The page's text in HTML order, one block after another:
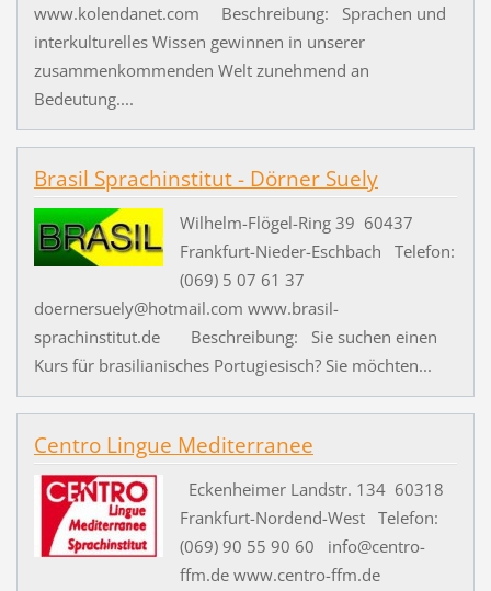
www.kolendanet.com Beschreibung: Sprachen und
interkulturelles Wissen gewinnen in unserer
zusammenkommenden Welt zunehmend an
Bedeutung....
Brasil Sprachinstitut - Dörner Suely
Wilhelm-Flögel-Ring 39 60437
Frankfurt-Nieder-Eschbach Telefon:
(069) 5 07 61 37
doernersuely@hotmail.com www.brasil-
sprachinstitut.de Beschreibung: Sie suchen einen
Kurs für brasilianisches Portugiesisch? Sie möchten...
Centro Lingue Mediterranee
Eckenheimer Landstr. 134 60318
Frankfurt-Nordend-West Telefon:
(069) 90 55 90 60 info@centro-
ffm.de www.centro-ffm.de